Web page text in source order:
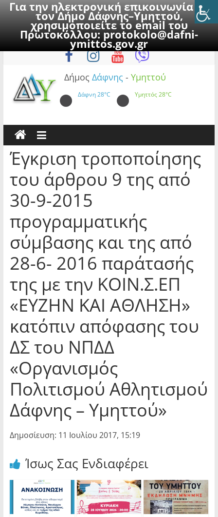
Για την ηλεκτρονική επικοινωνία με
τον Δήμο Δάφνης–Υμηττού,
χρησιμοποιείτε το email του
Πρωτοκόλλου:protokolo@dafni-
ymittos.gov.gr
to
Πέμπτη, 6 Αυγούστου 2026
Δήμος Δάφνης - Υμηττού
Δάφνη28°C Υμηττός28°C
Έγκριση τροποποίησης
του άρθρου 9 της από
30-9-2015
προγραμματικής
σύμβασης και της από
28-6- 2016 παράτασής
της με την ΚΟΙΝ.Σ.ΕΠ
«ΕΥΖΗΝ ΚΑΙ ΑΘΛΗΣΗ»
κατόπιν απόφασης του
ΔΣ του ΝΠΔΔ
«Οργανισμός
Πολιτισμού Αθλητισμού
Δάφνης – Υμηττού»
Δημοσίευση: 11 Ιουλίου 2017, 15:19
Ίσως Σας Ενδιαφέρει